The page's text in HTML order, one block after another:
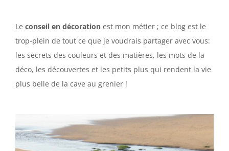
Le conseil en décoration est mon métier ; ce blog est le
trop-plein de tout ce que je voudrais partager avec vous:
les secrets des couleurs et des matières, les mots de la
déco, les découvertes et les petits plus qui rendent la vie
plus belle de la cave au grenier !